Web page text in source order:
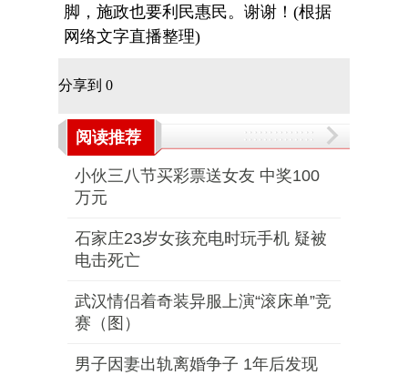
脚，施政也要利民惠民。谢谢！(根据
网络文字直播整理)
分享到 0
阅读推荐
小伙三八节买彩票送女友 中奖100
万元
石家庄23岁女孩充电时玩手机 疑被
电击死亡
武汉情侣着奇装异服上演“滚床单”竞
赛（图）
男子因妻出轨离婚争子 1年后发现